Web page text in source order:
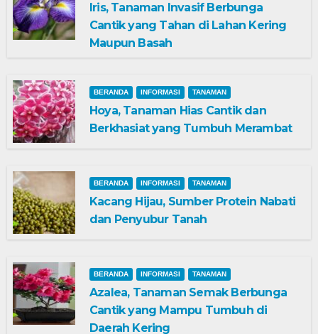
Iris, Tanaman Invasif Berbunga
Cantik yang Tahan di Lahan Kering
Maupun Basah
BERANDA INFORMASI TANAMAN
Hoya, Tanaman Hias Cantik dan
Berkhasiat yang Tumbuh Merambat
BERANDA INFORMASI TANAMAN
Kacang Hijau, Sumber Protein Nabati
dan Penyubur Tanah
BERANDA INFORMASI TANAMAN
Azalea, Tanaman Semak Berbunga
Cantik yang Mampu Tumbuh di
Daerah Kering